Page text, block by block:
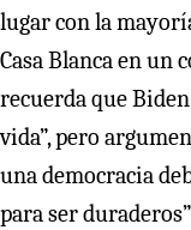
lugar con la
Casa Blanca en un
recuerda que
vida”, pero
una democracia
para ser